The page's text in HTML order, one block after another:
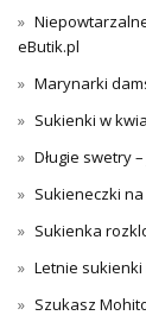
eButik.pl
Marynarki
Sukienki w
Długie swetry
Sukieneczki
Sukienka
Letnie
Szukasz